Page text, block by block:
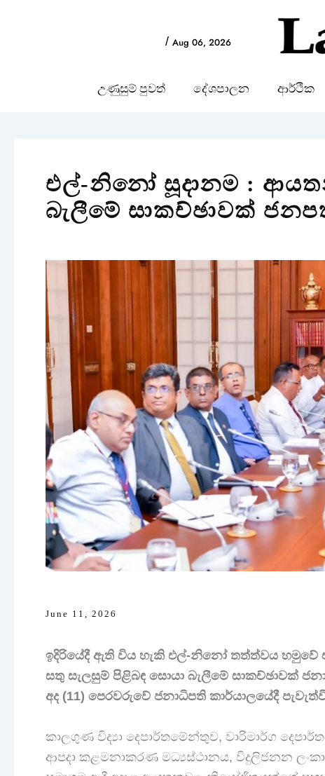
/ Aug 06, 2026
උණුසුම් පුවත් දේශපාලන ආර්ථික
එල්-නිනෝ සූදානම :
බැලීමේ සාකච්ඡාවක්
June 11, 2026
ඉදිරියේදී ඇති විය හැකි එල්-නිනෝ තත්ත්වය හමුවේ
සතු සැලසුම් පිළිබඳ සොයා බැලීමේ සාකච්ඡාවක්
අද (11) පෙරවරුවේ ජනාධිපති කාර්යාලයේදී
කාලගුණ විද්‍යා දෙපාර්තමේන්තුව, වාරිමාර්ග
ආපදා කළමනාකරණ මධ්‍යස්ථානය, විදුලිජනන